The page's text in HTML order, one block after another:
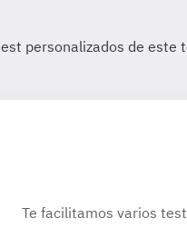
Te facilitamos varios